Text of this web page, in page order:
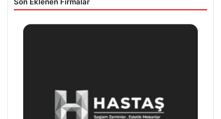
Son Eklenen Firmalar